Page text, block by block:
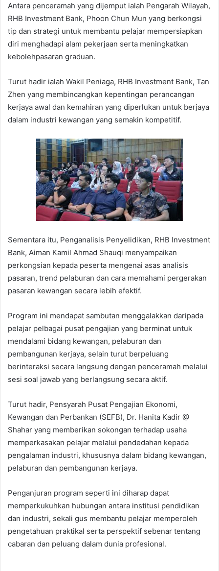
Antara penceramah yang dijemput ialah Pengarah Wilayah,
RHB Investment Bank, Phoon Chun Mun yang berkongsi
tip dan strategi untuk membantu pelajar mempersiapkan
diri menghadapi alam pekerjaan serta meningkatkan
kebolehpasaran graduan.
Turut hadir ialah Wakil Peniaga, RHB Investment Bank, Tan
Zhen yang membincangkan kepentingan perancangan
kerjaya awal dan kemahiran yang diperlukan untuk berjaya
dalam industri kewangan yang semakin kompetitif.
Sementara itu, Penganalisis Penyelidikan, RHB Investment
Bank, Aiman Kamil Ahmad Shauqi menyampaikan
perkongsian kepada peserta mengenai asas analisis
pasaran, trend pelaburan dan cara memahami pergerakan
pasaran kewangan secara lebih efektif.
Program ini mendapat sambutan menggalakkan daripada
pelajar pelbagai pusat pengajian yang berminat untuk
mendalami bidang kewangan, pelaburan dan
pembangunan kerjaya, selain turut berpeluang
berinteraksi secara langsung dengan penceramah melalui
sesi soal jawab yang berlangsung secara aktif.
Turut hadir, Pensyarah Pusat Pengajian Ekonomi,
Kewangan dan Perbankan (SEFB), Dr. Hanita Kadir @
Shahar yang memberikan sokongan terhadap usaha
memperkasakan pelajar melalui pendedahan kepada
pengalaman industri, khususnya dalam bidang kewangan,
pelaburan dan pembangunan kerjaya.
Penganjuran program seperti ini diharap dapat
memperkukuhkan hubungan antara institusi pendidikan
dan industri, sekali gus membantu pelajar memperoleh
pengetahuan praktikal serta perspektif sebenar tentang
cabaran dan peluang dalam dunia profesional.